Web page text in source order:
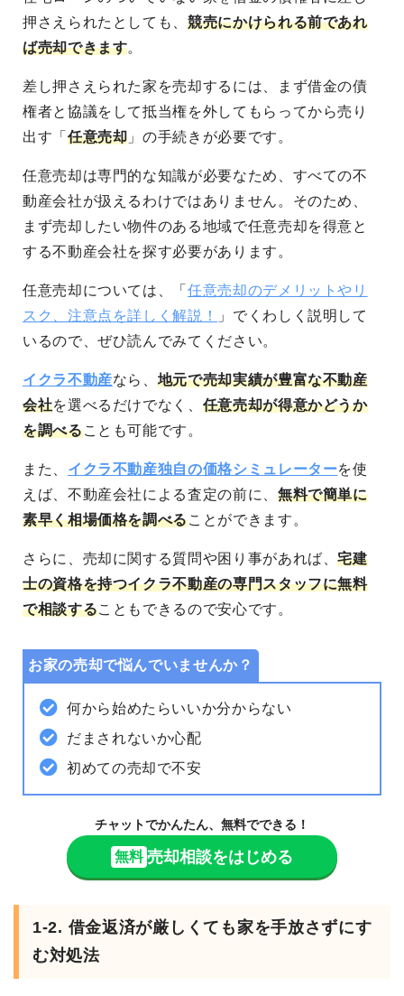
押さえられたとしても、競売にかけられる前であれ
ば売却できます。
差し押さえられた家を売却するには、まず借金の債
権者と協議をして抵当権を外してもらってから売り
出す「 任意売却 」の手続きが必要です。
任意売却は専門的な知識が必要なため、すべての不
動産会社が扱えるわけではありません。そのため、
まず売却したい物件のある地域で任意売却を得意と
する不動産会社を探す必要があります。
任意売却については、「任意売却のデメリットやリ
スク、注意点を詳しく解説！
」でくわしく説明して
いるので、ぜひ読んでみてください。
イクラ不動産なら、 地元で売却実績が豊富な不動産
会社を選べるだけでなく、 任意売却が得意かどうか
を調べることも可能です。
また、 イクラ不動産独自の価格シミュレーターを使
えば、不動産会社による査定の前に、 無料で簡単に
素早く相場価格を調べることができます。
さらに、売却に関する質問や困り事があれば、宅建
士の資格を持つイクラ不動産の専門スタッフに無料
で相談することもできるので安心です。
お家の売却で悩んでいませんか？
何から始めたらいいか分からない
だまされないか心配
初めての売却で不安
チャットでかんたん、無料でできる！
無料 売却相談をはじめる
1-2. 借金返済が厳しくても家を手放さずにす
む対処法